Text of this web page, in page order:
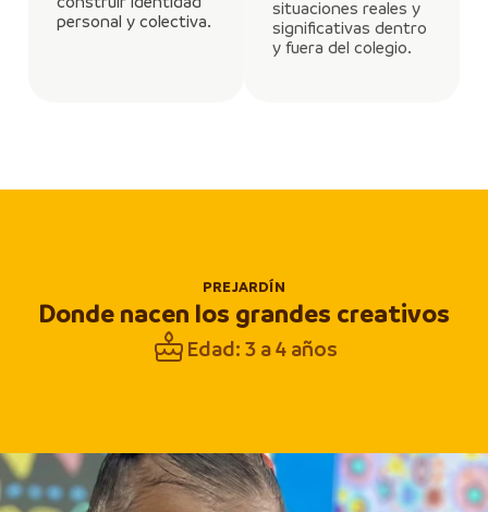
personal y colectiva.
situaciones reales y
significativas dentro
y fuera del colegio.
PREJARDÍN
Donde nacen los grandes creativos
Edad: 3 a 4 años